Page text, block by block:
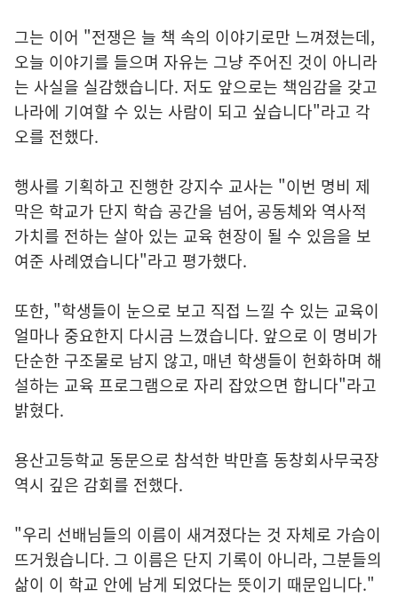
그는 이어 "전쟁은 늘 책 속의 이야기로만 느껴졌는데,
오늘 이야기를 들으며 자유는 그냥 주어진 것이 아니라
는 사실을 실감했습니다. 저도 앞으로는 책임감을 갖고
나라에 기여할 수 있는 사람이 되고 싶습니다"라고 각
오를 전했다.
행사를 기획하고 진행한 강지수 교사는 "이번 명비 제
막은 학교가 단지 학습 공간을 넘어, 공동체와 역사적
가치를 전하는 살아 있는 교육 현장이 될 수 있음을 보
여준 사례였습니다"라고 평가했다.
또한, "학생들이 눈으로 보고 직접 느낄 수 있는 교육이
얼마나 중요한지 다시금 느꼈습니다. 앞으로 이 명비가
단순한 구조물로 남지 않고, 매년 학생들이 헌화하며 해
설하는 교육 프로그램으로 자리 잡았으면 합니다"라고
밝혔다.
용산고등학교 동문으로 참석한 박만흠 동창회사무국장
역시 깊은 감회를 전했다.
"우리 선배님들의 이름이 새겨졌다는 것 자체로 가슴이
뜨거웠습니다. 그 이름은 단지 기록이 아니라, 그분들의
삶이 이 학교 안에 남게 되었다는 뜻이기 때문입니다."